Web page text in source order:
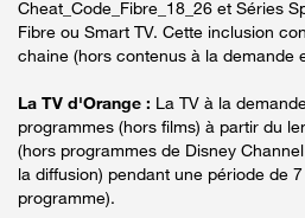
Cheat_Code_Fibre_18_26 et Séries
Fibre ou Smart TV. Cette inclusion
chaine (hors contenus à la demande
La TV d'Orange : La TV à la
programmes (hors films) à partir du
(hors programmes de Disney
la diffusion) pendant une période de
programme).